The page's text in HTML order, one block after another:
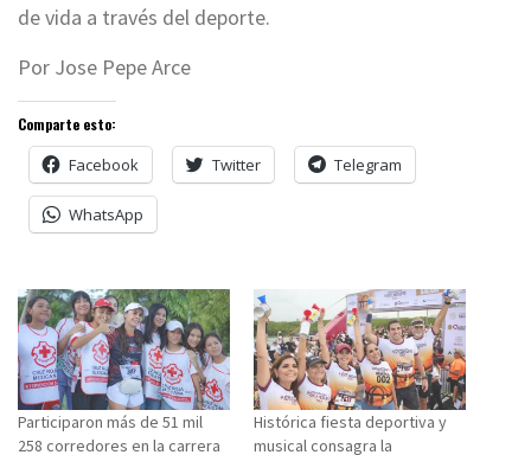
de vida a través del deporte.
Por Jose Pepe Arce
Comparte esto:
Facebook Twitter Telegram
WhatsApp
Participaron más de 51 mil
258 corredores en la carrera
Histórica fiesta deportiva y
musical consagra la